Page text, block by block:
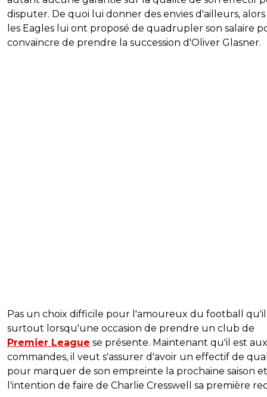
disputer. De quoi lui donner des envies d'ailleurs,
les Eagles lui ont proposé de quadrupler son salaire
convaincre de prendre la succession d'Oliver Glasner.
Pas un choix difficile pour l'amoureux du football qu'il
surtout lorsqu'une occasion de prendre un club de
Premier League se présente. Maintenant qu'il est aux
commandes, il veut s'assurer d'avoir un effectif de
pour marquer de son empreinte la prochaine saison
l'intention de faire de Charlie Cresswell sa première